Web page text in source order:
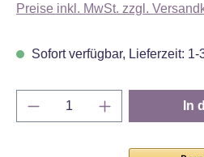
Preise inkl. MwSt. zzgl.
Sofort verfügbar, Lieferzeit: 1-
Produkt Anzahl: Gib In